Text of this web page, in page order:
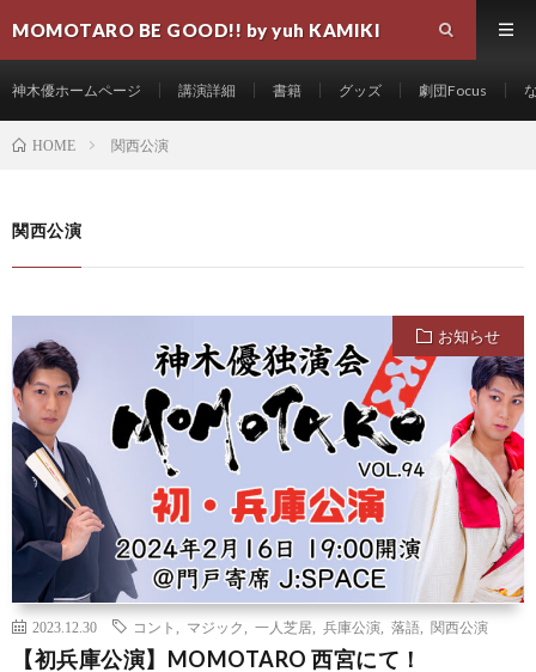
MOMOTARO BE GOOD!! by yuh KAMIKI
神木優ホームページ 講演詳細 書籍 グッズ 劇団Focus
HOME 関西公演
関西公演
お知らせ
2023.12.30 コント マジック 一人芝居 兵庫公演 落語 関西公演
【初兵庫公演】MOMOTARO 西宮にて！